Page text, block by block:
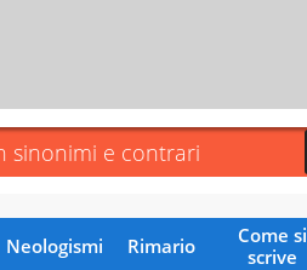
Neologismi Rimario
Come si
scrive